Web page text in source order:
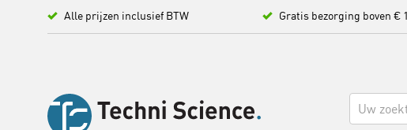
Alle prijzen inclusief BTW Gratis bezorging boven €